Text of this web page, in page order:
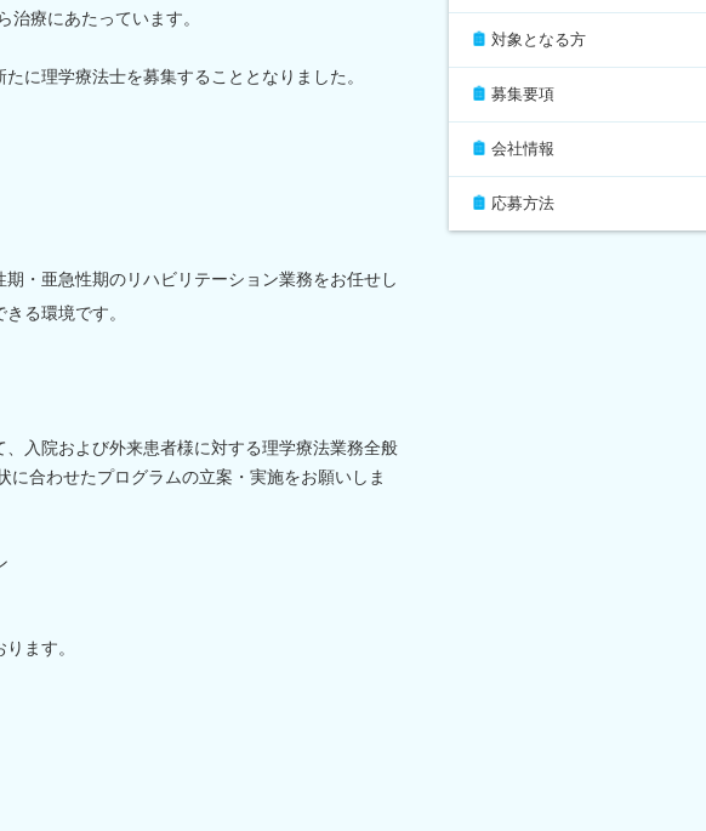
治療にあたっています。
に理学療法士を募集することとなりました。
・亜急性期のリハビリテーション業務をお任せし
る環境です。
入院および外来患者様に対する理学療法業務全般
に合わせたプログラムの立案・実施をお願いしま
ます。
対象となる方
募集要項
会社情報
応募方法